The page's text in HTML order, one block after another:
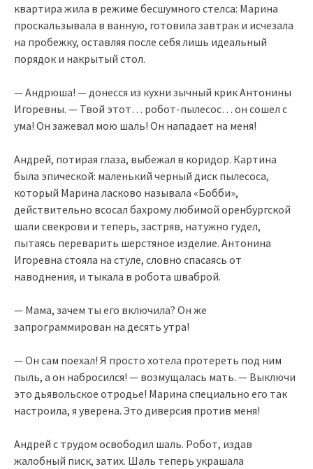
квартира жила в режиме бесшумного стелса: Марина
проскальзывала в ванную, готовила завтрак и исчезала
на пробежку, оставляя после себя лишь идеальный
порядок и накрытый стол.
— Андрюша! — донесся из кухни зычный крик Антонины
Игоревны. — Твой этот… робот-пылесос… он сошел с
ума! Он зажевал мою шаль! Он нападает на меня!
Андрей, потирая глаза, выбежал в коридор. Картина
была эпической: маленький черный диск пылесоса,
который Марина ласково называла «Бобби»,
действительно всосал бахрому любимой оренбургской
шали свекрови и теперь, застряв, натужно гудел,
пытаясь переварить шерстяное изделие. Антонина
Игоревна стояла на стуле, словно спасаясь от
наводнения, и тыкала в робота шваброй.
— Мама, зачем ты его включила? Он же
запрограммирован на десять утра!
— Он сам поехал! Я просто хотела протереть под ним
пыль, а он набросился! — возмущалась мать. — Выключи
это дьявольское отродье! Марина специально его так
настроила, я уверена. Это диверсия против меня!
Андрей с трудом освободил шаль. Робот, издав
жалобный писк, затих. Шаль теперь украшала